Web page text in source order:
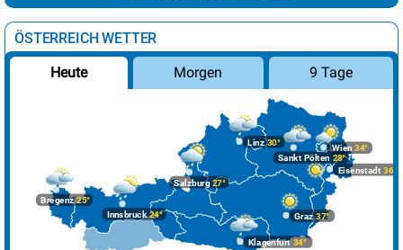
ÖSTERREICH WETTER
Heute Morgen 9 Tage
Bregenz25°
Graz37°
Innsbruck24°
Klagenfurt 34°
Linz30°
Salzburg27°
Wien 34°
Eisenstadt 36°
Sankt Pölten 28°